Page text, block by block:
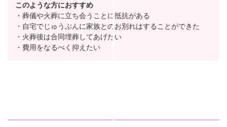
このような方におすすめ
・葬儀や火葬に立ち会うことに抵抗がある
・自宅でじゅうぶんに家族とのお別れはすることができた
・火葬後は合同埋葬してあげたい
・費用をなるべく抑えたい